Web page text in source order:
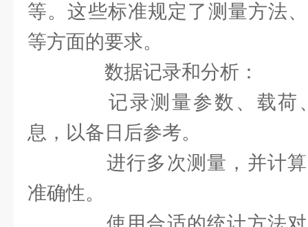
等。这些标准规定了测量方法
等方面的要求。
数据记录和分析：
记录测量参数、载荷
息，以备日后参考。
进行多次测量，并计算
准确性。